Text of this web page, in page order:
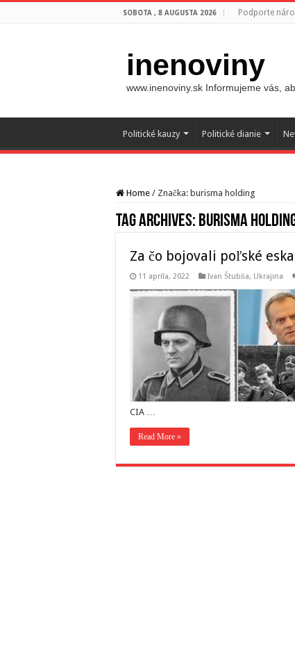
SOBOTA , 8 AUGUSTA 2026 Podporte
inenoviny
www.inenoviny.sk Informujeme vás,
Politické kauzy Politické dianie
Home / Značka: burisma holding
Tag Archives: burisma
Za čo bojovali poľské
11 apríla, 2022 Ivan Štubňa, Ukrajina
CIA …
Read More »